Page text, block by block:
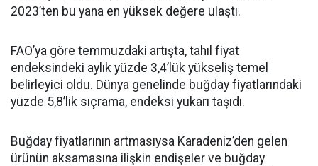
2023’ten bu yana en yüksek değere ulaştı.
FAO’ya göre temmuzdaki artışta, tahıl fiyat
endeksindeki aylık yüzde 3,4’lük yükseliş temel
belirleyici oldu. Dünya genelinde buğday fiyatlarındaki
yüzde 5,8’lik sıçrama, endeksi yukarı taşıdı.
Buğday fiyatlarının artmasıysa Karadeniz’den gelen
ürünün aksamasına ilişkin endişeler ve buğday